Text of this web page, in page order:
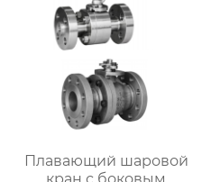
Плавающий шаровой